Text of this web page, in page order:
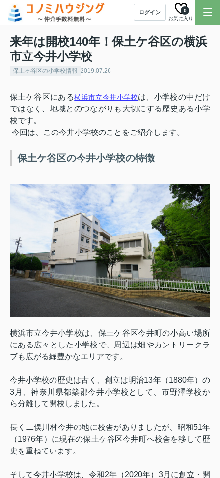
ログイン
お気に入り
0
来年は開校140年！保土ケ谷区の横浜
市立今井小学校
保土ヶ谷区の小学校情報 2019.07.26
保土ケ谷区にある横浜市立今井小学校は、小学校の中だけ
ではなく、地域とのつながりも大切にする歴史ある小学
校です。
今回は、この今井小学校のことをご紹介します。
保土ケ谷区の今井小学校の特徴
横浜市立今井小学校は、保土ケ谷区今井町の小高い場所
にある広々とした小学校で、周辺は畑やカントリークラ
ブも広がる緑豊かなエリアです。
今井小学校の歴史は古く、創立は明治13年（1880年）の
3 月、神奈川県都築郡今井小学校として、市野澤学校か
ら分離して開校しました。
長く二俣川村今井の地に校舎がありましたが、昭和51年
（1976年）に現在の保土ケ谷区今井町へ校舎を移して歴
史を重ねています。
そして今井小学校は、令和2年（2020年） 3月に創立・開